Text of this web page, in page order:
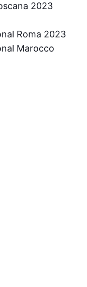
2023
Roma 2023
Marocco